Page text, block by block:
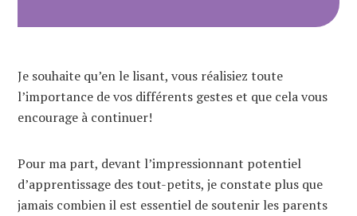
Je souhaite qu’en le lisant, vous réalisiez toute
l’importance de vos différents gestes et que cela vous
encourage à continuer!
Pour ma part, devant l’impressionnant potentiel
d’apprentissage des tout-petits, je constate plus que
jamais combien il est essentiel de soutenir les parents